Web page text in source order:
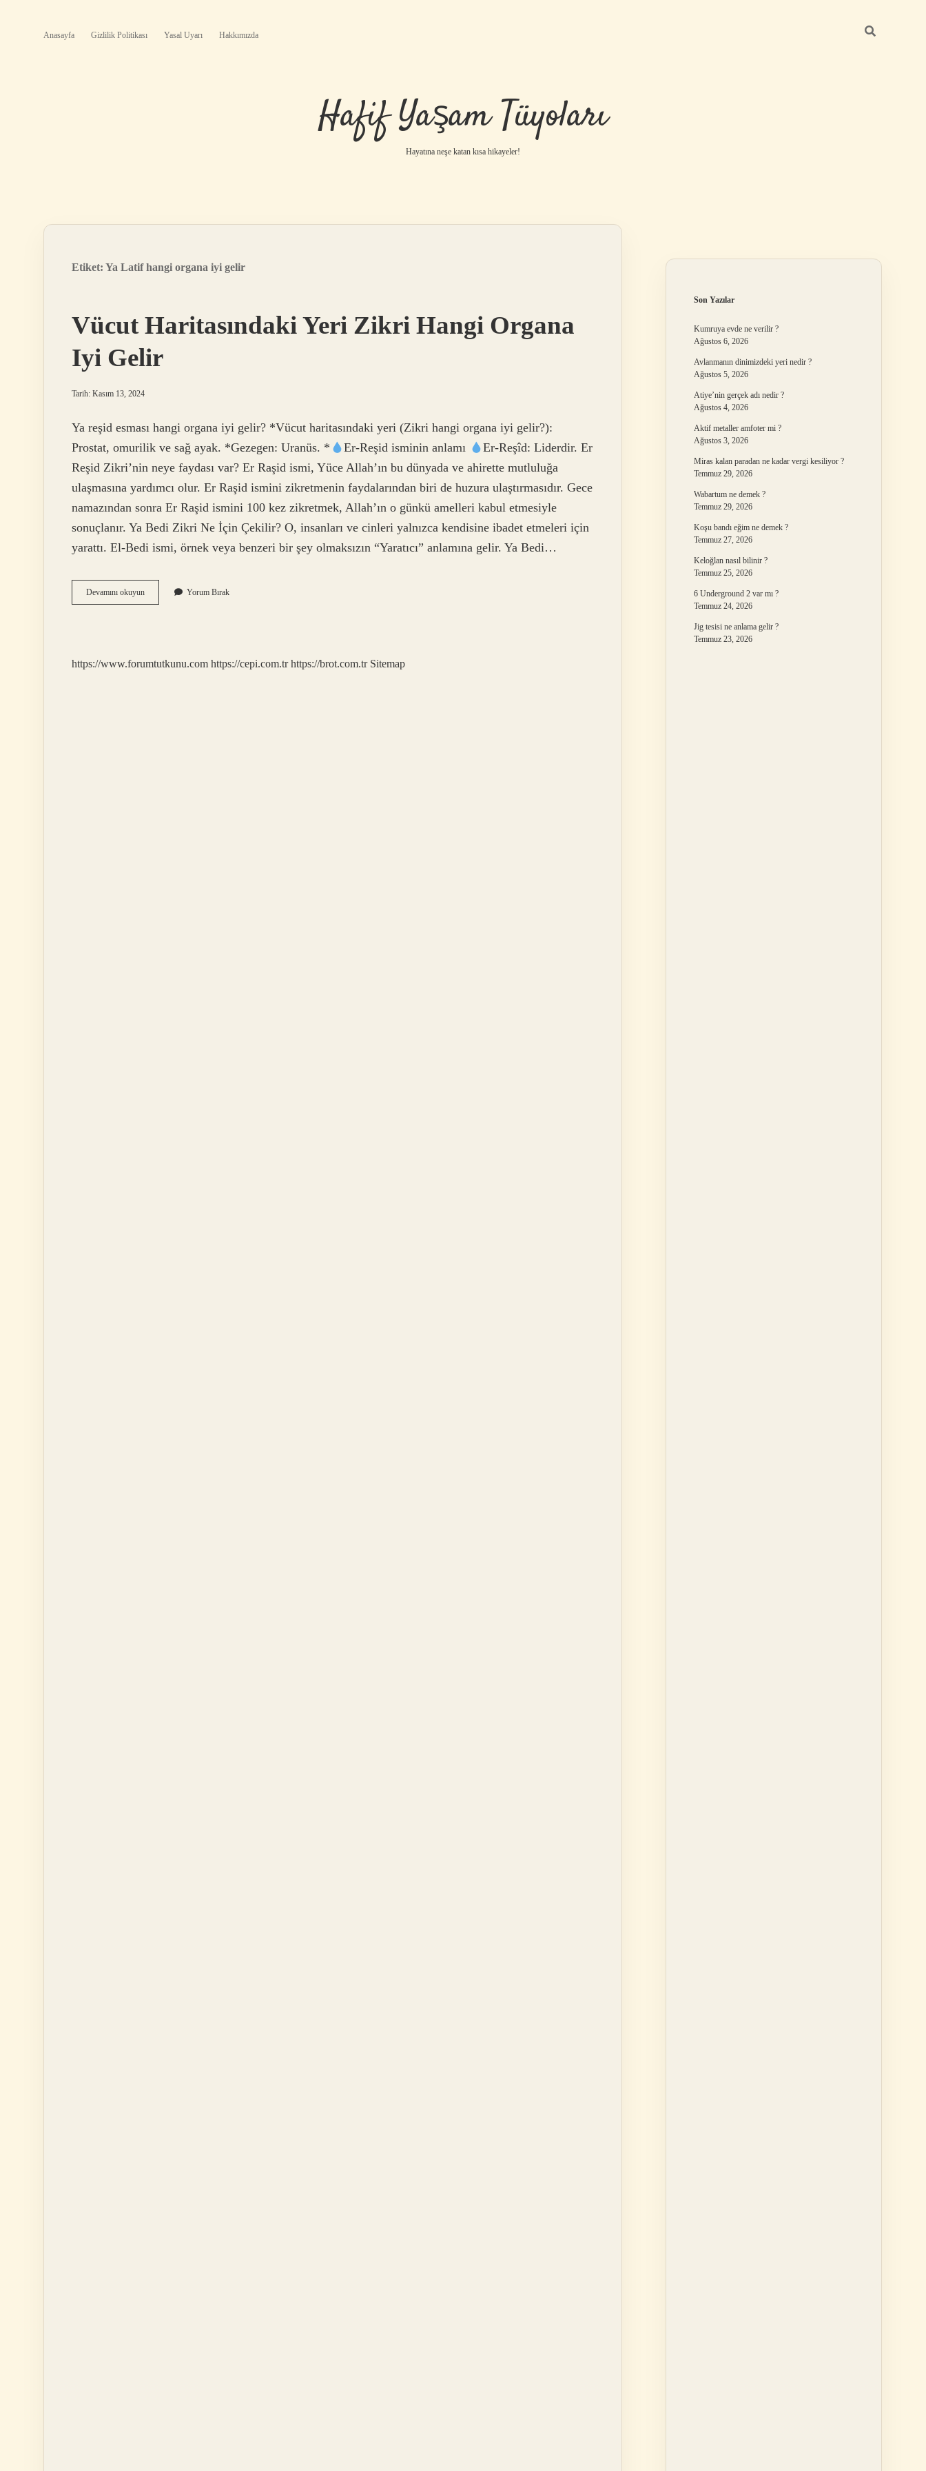
Anasayfa Gizlilik Politikası Yasal Uyarı Hakkımızda
Hafif Yaşam Tüyoları
Hayatına neşe katan kısa hikayeler!
Etiket: Ya Latif hangi organa iyi gelir
Vücut Haritasındaki Yeri Zikri Hangi Organa
Iyi Gelir
Tarih: Kasım 13, 2024
Ya reşid esması hangi organa iyi gelir? *Vücut haritasındaki yeri (Zikri hangi organa iyi gelir?):
Prostat, omurilik ve sağ ayak. *Gezegen: Uranüs. *
Er-Reşid isminin anlamı
Er-Reşîd: Liderdir. Er
Reşid Zikri’nin neye faydası var? Er Raşid ismi, Yüce Allah’ın bu dünyada ve ahirette mutluluğa
ulaşmasına yardımcı olur. Er Raşid ismini zikretmenin faydalarından biri de huzura ulaştırmasıdır. Gece
namazından sonra Er Raşid ismini 100 kez zikretmek, Allah’ın o günkü amelleri kabul etmesiyle
sonuçlanır. Ya Bedi Zikri Ne İçin Çekilir? O, insanları ve cinleri yalnızca kendisine ibadet etmeleri için
yarattı. El-Bedi ismi, örnek veya benzeri bir şey olmaksızın “Yaratıcı” anlamına gelir. Ya Bedi…
Devamını okuyunVücut
Haritasındaki
Iyi
Yorum Bırak
https://www.forumtutkunu.com https://cepi.com.tr https://brot.com.tr Sitemap
Son Yazılar
Kumruya evde ne verilir ?
Ağustos 6, 2026
Avlanmanın dinimizdeki yeri nedir ?
Ağustos 5, 2026
Atiye’nin gerçek adı nedir ?
Ağustos 4, 2026
Aktif metaller amfoter mi ?
Ağustos 3, 2026
Miras kalan paradan ne kadar vergi kesiliyor ?
Temmuz 29, 2026
Wabartum ne demek ?
Temmuz 29, 2026
Koşu bandı eğim ne demek ?
Temmuz 27, 2026
Keloğlan nasıl bilinir ?
Temmuz 25, 2026
6 Underground 2 var mı ?
Temmuz 24, 2026
Jig tesisi ne anlama gelir ?
Temmuz 23, 2026